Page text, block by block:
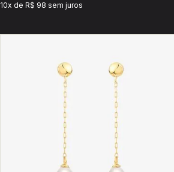
10x de R$ 98 sem juros